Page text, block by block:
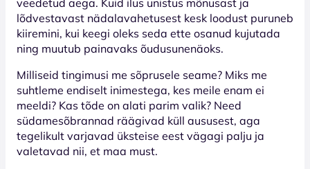
lõdvestavast nädalavahetusest kesk loodust puruneb
kiiremini, kui keegi oleks seda ette osanud kujutada
ning muutub painavaks õudusunenäoks.
Milliseid tingimusi me sõprusele seame? Miks me
suhtleme endiselt inimestega, kes meile enam ei
meeldi? Kas tõde on alati parim valik? Need
südamesõbrannad räägivad küll aususest, aga
tegelikult varjavad üksteise eest vägagi palju ja
valetavad nii, et maa must.